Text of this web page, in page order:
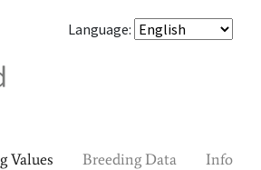
Language:
Values Breeding Data Info